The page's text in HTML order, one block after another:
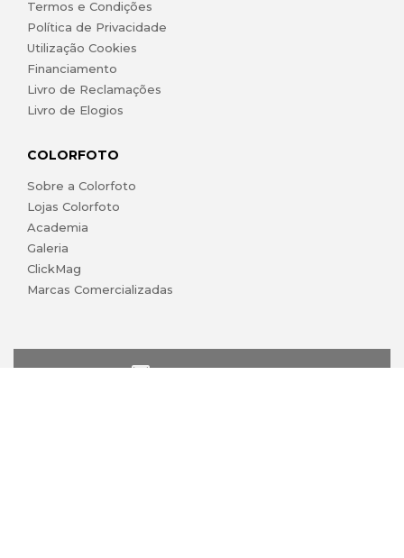
Termos e Condições
Política de Privacidade
Utilização Cookies
Financiamento
Livro de Reclamações
Livro de Elogios
COLORFOTO
Sobre a Colorfoto
Lojas Colorfoto
Academia
Galeria
ClickMag
Marcas Comercializadas
lojaonline@colorfoto.pt